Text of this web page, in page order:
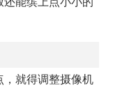
就得调整摄像机